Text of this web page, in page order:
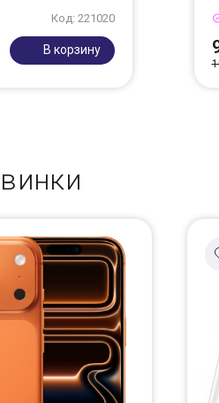
Код: 221020
В корзину